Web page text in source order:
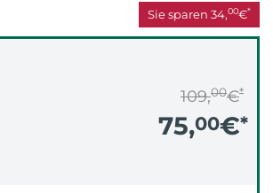
Sie sparen 34,00€*
109,00€*
75,00€*